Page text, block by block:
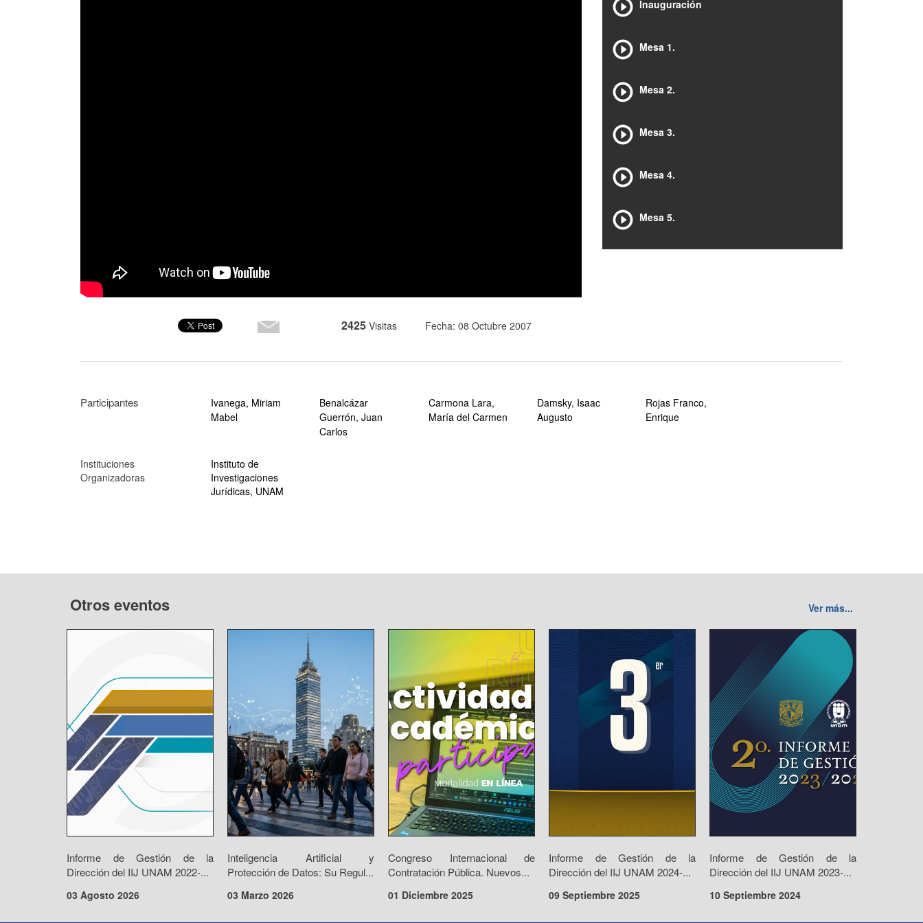
2425 Visitas Fecha: 08 Octubre 2007
Inauguración
Mesa 1.
Mesa 2.
Mesa 3.
Mesa 4.
Mesa 5.
Participantes
Ivanega, Miriam
Mabel
Benalcázar
Guerrón, Juan
Carlos
Carmona Lara,
María del Carmen
Damsky, Isaac
Augusto
Rojas Franco,
Enrique
Instituciones
Organizadoras
Instituto de
Investigaciones
Jurídicas, UNAM
Otros eventos Ver más...
Informe de Gestión de la
Dirección del IIJ UNAM 2022-...
03 Agosto 2026
Inteligencia Artificial y
Protección de Datos: Su Regul...
03 Marzo 2026
Congreso Internacional de
Contratación Pública. Nuevos...
01 Diciembre 2025
Informe de Gestión de la
Dirección del IIJ UNAM 2024-...
09 Septiembre 2025
Informe de Gestión de la
Dirección del IIJ UNAM 2023-...
10 Septiembre 2024